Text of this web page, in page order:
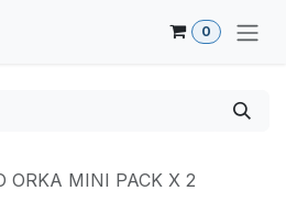
0
ORKA MINI PACK X 2